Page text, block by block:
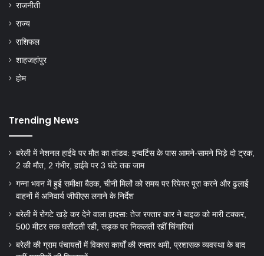
राजनीती
राज्य
राशिफल
शाहजहांपुर
होम
Trending News
बरेली में नेशनल हाईवे पर मौत का तांडव: इन्वर्टिस के पास आमने-सामने भिड़े दो ट्रक,
2 की मौत, 2 गंभीर, हाईवे पर 3 घंटे तक जाम
गन्ना भवन में हुई समीक्षा बैठक, चीनी मिलों को समय पर रिपेयर पूरा करने और ढुलाई
वाहनों में अनिवार्य जीपीएस लगाने के निर्देश
बरेली में रोंगटे खड़े कर देने वाला हादसा: तेज रफ्तार कार ने बाइक को मारी टक्कर,
500 मीटर तक घसीटती रही, सड़क पर निकलती रहीं चिंगारियां
बरेली की ग्राम पंचायतों में विकास कार्यों की रफ्तार थमी, प्रशासक व्यवस्था के बाद